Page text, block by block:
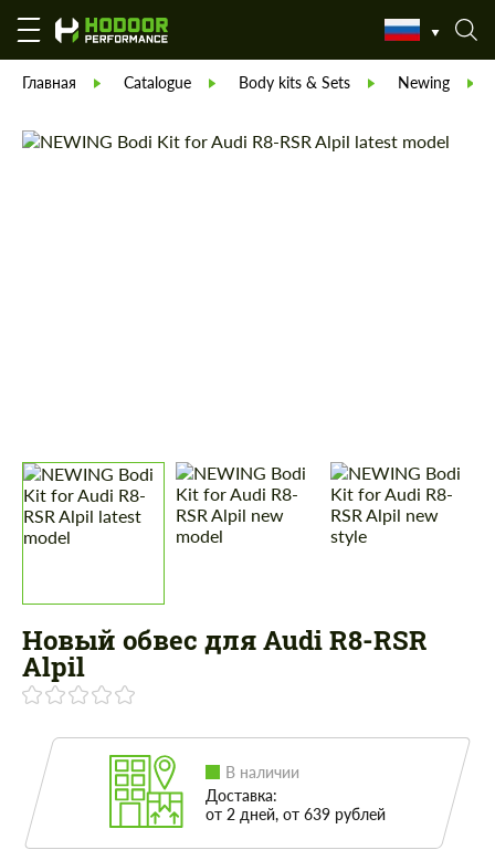
Главная Catalogue Body kits & Sets Newing
Новый обвес для Audi R8-RSR
Alpil
В наличии
Доставка:
от 2 дней, от 639 рублей